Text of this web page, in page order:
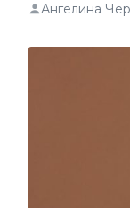
Ангелина